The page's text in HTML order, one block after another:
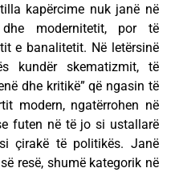
kapërcime nuk janë në
modernitetit, por të
e banalitetit. Në letërsinë
kundër skematizmit, të
dhe kritikë” që ngasin të
modern, ngatërrohen në
futen në të jo si ustallarë
çirakë të politikës. Janë
resë, shumë kategorik në